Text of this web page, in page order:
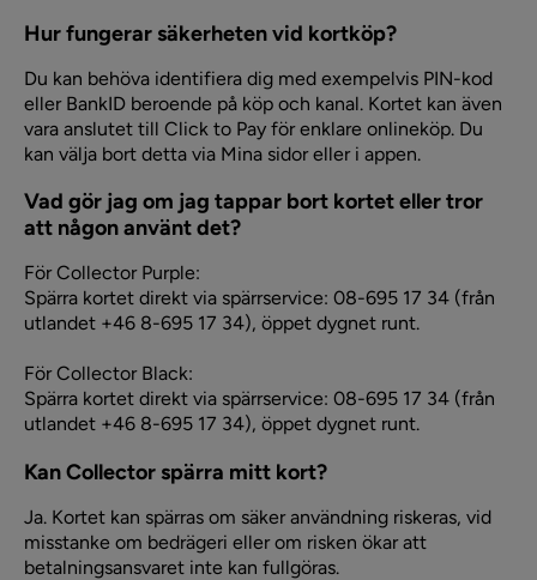
Hur fungerar säkerheten vid kortköp?
Du kan behöva identifiera dig med exempelvis PIN-kod
eller BankID beroende på köp och kanal. Kortet kan även
vara anslutet till Click to Pay för enklare onlineköp. Du
kan välja bort detta via Mina sidor eller i appen.
Vad gör jag om jag tappar bort kortet eller tror
att någon använt det?
För Collector Purple:
Spärra kortet direkt via spärrservice: 08-695 17 34 (från
utlandet +46 8-695 17 34), öppet dygnet runt.
För Collector Black:
Spärra kortet direkt via spärrservice: 08-695 17 34 (från
utlandet +46 8-695 17 34), öppet dygnet runt.
Kan Collector spärra mitt kort?
Ja. Kortet kan spärras om säker användning riskeras, vid
misstanke om bedrägeri eller om risken ökar att
betalningsansvaret inte kan fullgöras.